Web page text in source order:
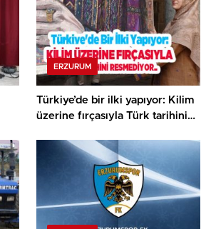
ERZURUM
Türkiye’de bir ilki yapıyor: Kilim
üzerine fırçasıyla Türk tarihini